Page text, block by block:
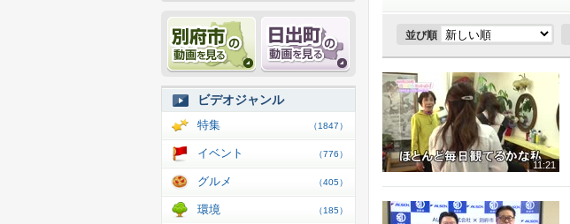
並び順
11:21
別府市 動画
ビデオジャンル
特集 （1847）
イベント （776）
グルメ （405）
環境 （185）